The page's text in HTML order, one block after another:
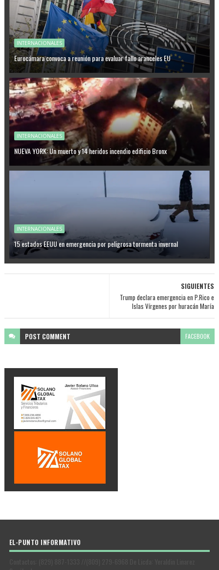
INTERNACIONALES
Eurocámara convoca a reunión para evaluar fallo aranceles EU
INTERNACIONALES
NUEVA YORK: Un muerto y 14 heridos incendio edificio Bronx
INTERNACIONALES
15 estados EEUU en emergencia por peligrosa tormenta invernal
SIGUIENTES
Trump declara emergencia en P.Rico e
Islas Vírgenes por huracán María
POST COMMENT FACEBOOK
EL-PUNTO INFORMATIVO